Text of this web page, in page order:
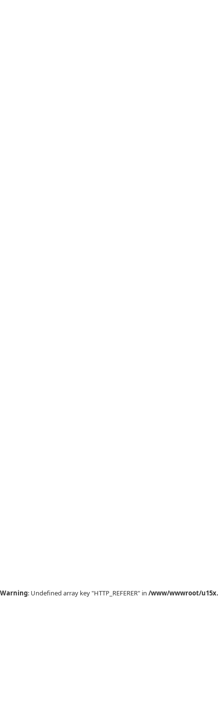
Warning: Undefined array key "HTTP_REFERER" in /www/wwwroot/